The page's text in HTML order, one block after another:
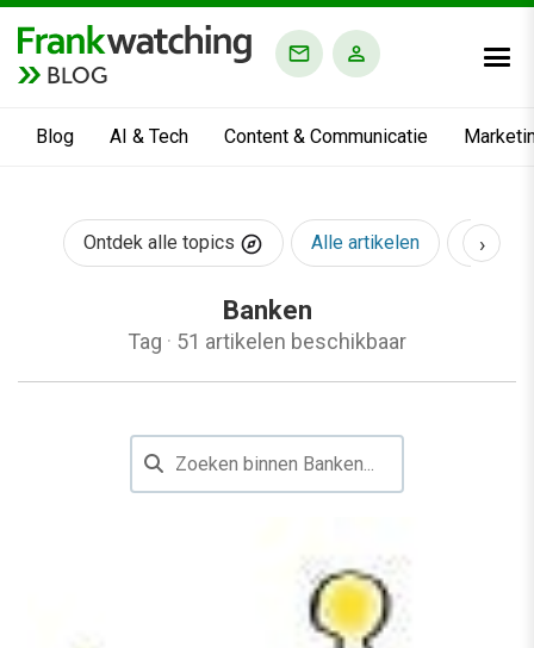
BLOG
Blog AI & Tech Content & Communicatie
Ontdek alle topics Alle artikelen AI &
›
Banken
Tag · 51 artikelen beschikbaar